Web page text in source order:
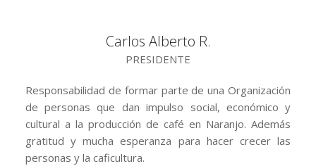
Carlos Alberto R.
PRESIDENTE
Responsabilidad de formar parte de una Organización
de personas que dan impulso social, económico y
cultural a la producción de café en Naranjo. Además
gratitud y mucha esperanza para hacer crecer las
personas y la caficultura.